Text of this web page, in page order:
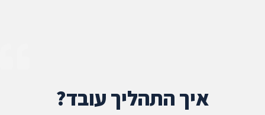
איך התהליך עובד?